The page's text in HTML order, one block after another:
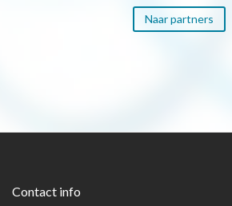
Naar partners
Contact info